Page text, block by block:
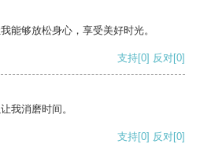
能够放松身心，享受美好时光。
支持[0] 反对[0]
我消磨时间。
支持[0] 反对[0]